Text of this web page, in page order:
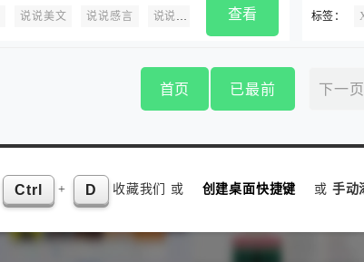
说说美文 说说感言 说说作文 说说散文 说说诗歌
查看 标签：
首页 已最前 下一页
Ctrl + D 收藏我们 或 创建桌面快捷键 或 手动